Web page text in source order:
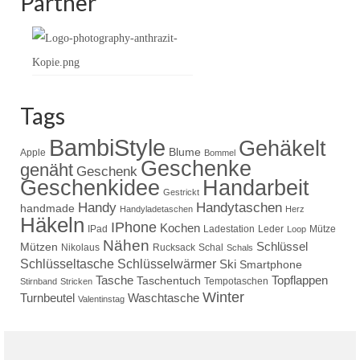
Tags
Apple BambiStyle Blume Bommel Gehäkelt
genäht Geschenk Geschenke
Geschenkidee Gestrickt Handarbeit
handmade Handy Handyladetaschen Handytaschen Herz
Häkeln IPad IPhone Kochen Ladestation Leder Loop Mütze
Mützen Nikolaus Nähen Rucksack Schal Schals Schlüssel
Schlüsseltasche Schlüsselwärmer Ski Smartphone
Stirnband Stricken Tasche Taschentuch Tempotaschen Topflappen
Turnbeutel Valentinstag Waschtasche Winter